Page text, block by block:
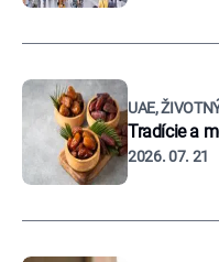
UAE,
Tradície a
2026. 07. 21